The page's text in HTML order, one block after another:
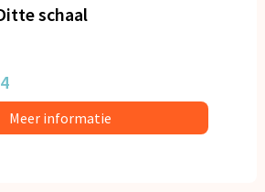
schaal
Meer informatie